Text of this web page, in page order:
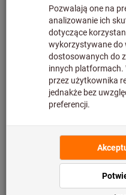
obowiązującej wysokości
3 wariantów